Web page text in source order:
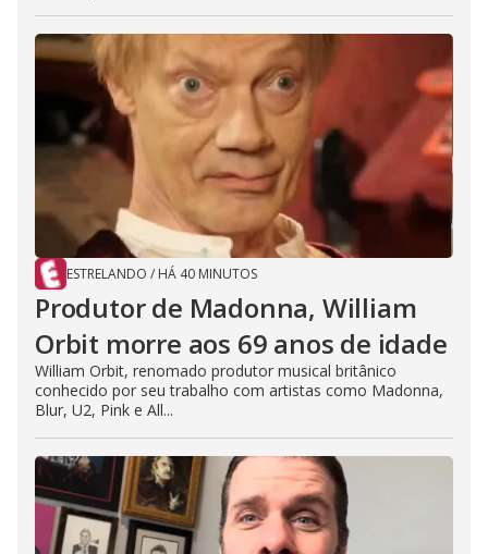
ESTRELANDO / HÁ 40 MINUTOS
Produtor de Madonna, William
Orbit morre aos 69 anos de idade
William Orbit, renomado produtor musical britânico
conhecido por seu trabalho com artistas como Madonna,
Blur, U2, Pink e All...